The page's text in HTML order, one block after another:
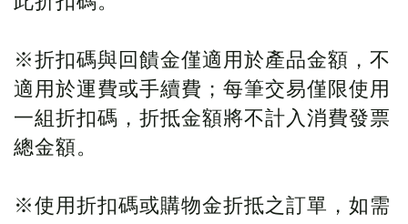
※折扣碼與回饋金僅適用於產品金額，不
適用於運費或手續費；每筆交易僅限使用
一組折扣碼，折抵金額將不計入消費發票
總金額。
※使用折扣碼或購物金折抵之訂單，如需